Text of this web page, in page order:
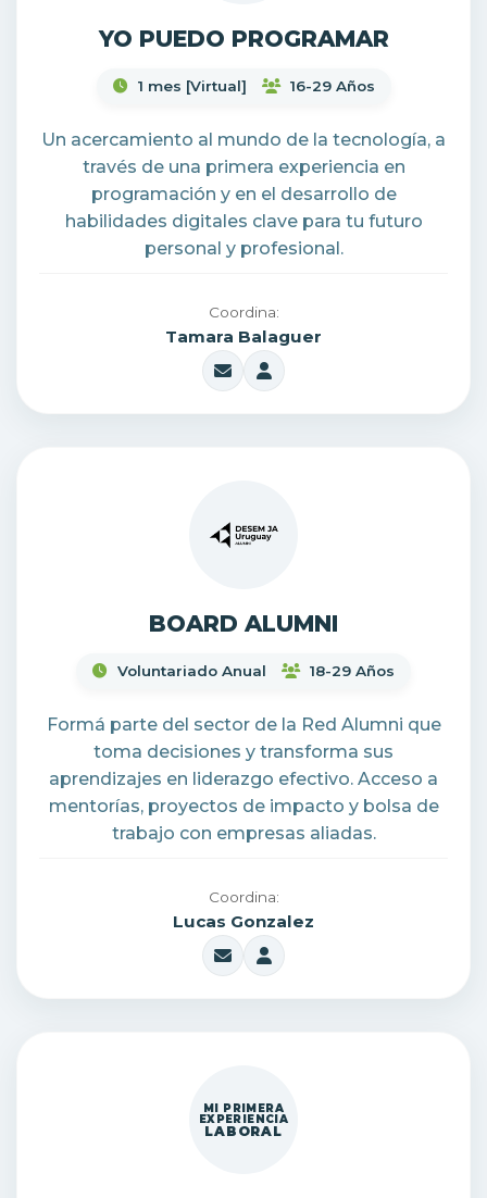
YO PUEDO PROGRAMAR
1 mes [Virtual] 16-29 Años
Un acercamiento al mundo de la tecnología, a
través de una primera experiencia en
programación y en el desarrollo de
habilidades digitales clave para tu futuro
personal y profesional.
Coordina:
Tamara Balaguer
BOARD ALUMNI
Voluntariado Anual 18-29 Años
Formá parte del sector de la Red Alumni que
toma decisiones y transforma sus
aprendizajes en liderazgo efectivo. Acceso a
mentorías, proyectos de impacto y bolsa de
trabajo con empresas aliadas.
Coordina:
Lucas Gonzalez
MI PRIMERA
EXPERIENCIA
LABORAL